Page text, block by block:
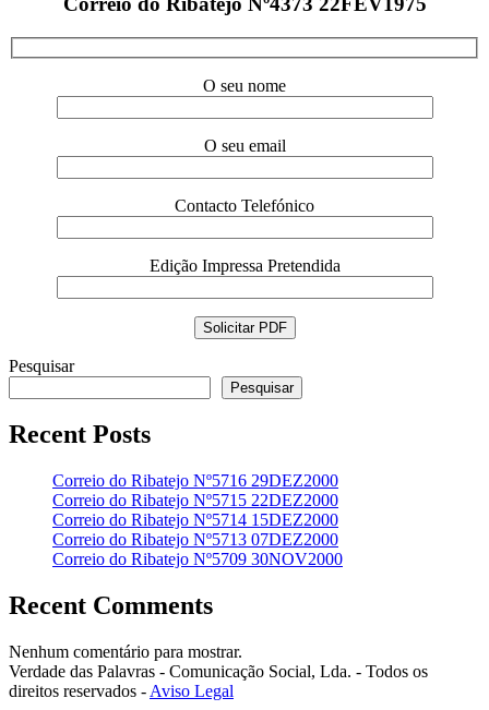
O seu nome
O seu email
Contacto Telefónico
Edição Impressa Pretendida
Pesquisar
Pesquisar
Recent Posts
Correio do Ribatejo Nº5716 29DEZ2000
Correio do Ribatejo Nº5715 22DEZ2000
Correio do Ribatejo Nº5714 15DEZ2000
Correio do Ribatejo Nº5713 07DEZ2000
Correio do Ribatejo Nº5709 30NOV2000
Recent Comments
Nenhum comentário para mostrar.
Verdade das Palavras - Comunicação Social, Lda. - Todos os
direitos reservados - Aviso Legal